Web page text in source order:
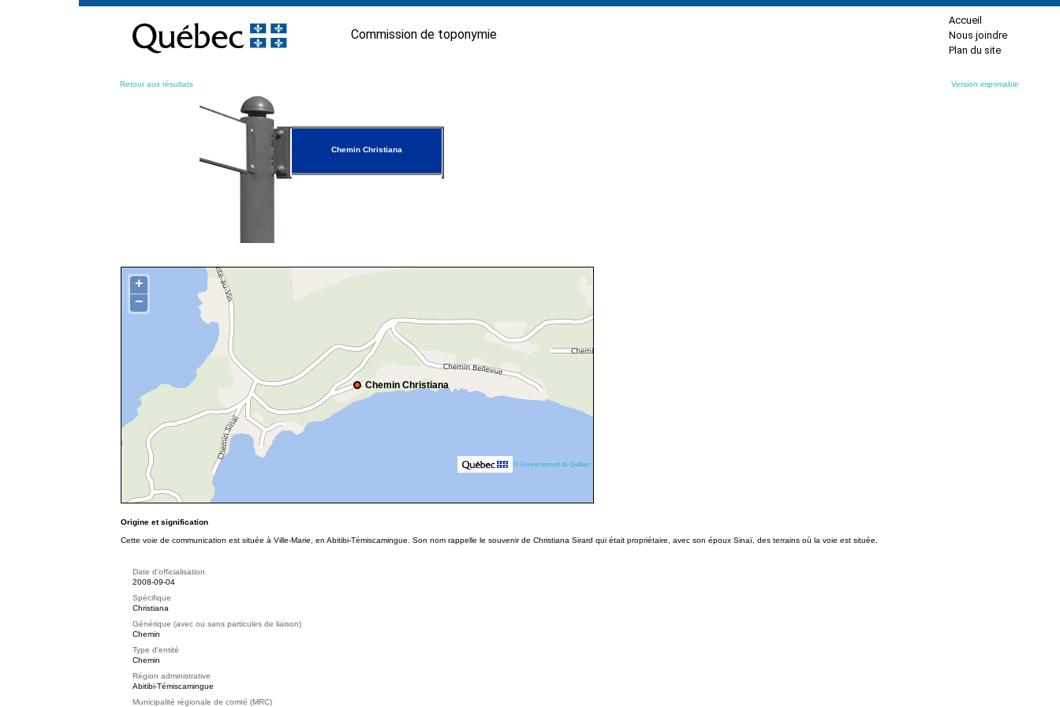
contenu
Commission de toponymie
Accueil
Nous joindre
Plan du site
Retour aux résultats Version imprimable
Chemin Christiana
Chemin Christiana
+
−
© Gouvernement du Québec
Origine et signification
Cette voie de communication est située à Ville-Marie, en Abitibi-Témiscamingue. Son nom rappelle le souvenir de Christiana Sirard qui était propriétaire, avec son époux Sinaï, des terrains où la voie est située.
Date d'officialisation
2008-09-04
Spécifique
Christiana
Générique (avec ou sans particules de liaison)
Chemin
Type d'entité
Chemin
Région administrative
Abitibi-Témiscamingue
Municipalité régionale de comté (MRC)